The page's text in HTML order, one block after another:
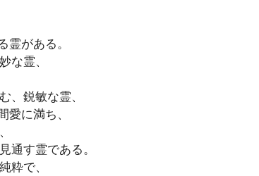
霊がある。
な霊、
、鋭敏な霊、
愛に満ち、
通す霊である。
粋で、